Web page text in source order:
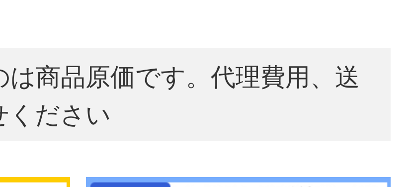
商品原価です。代理費用、送
ださい